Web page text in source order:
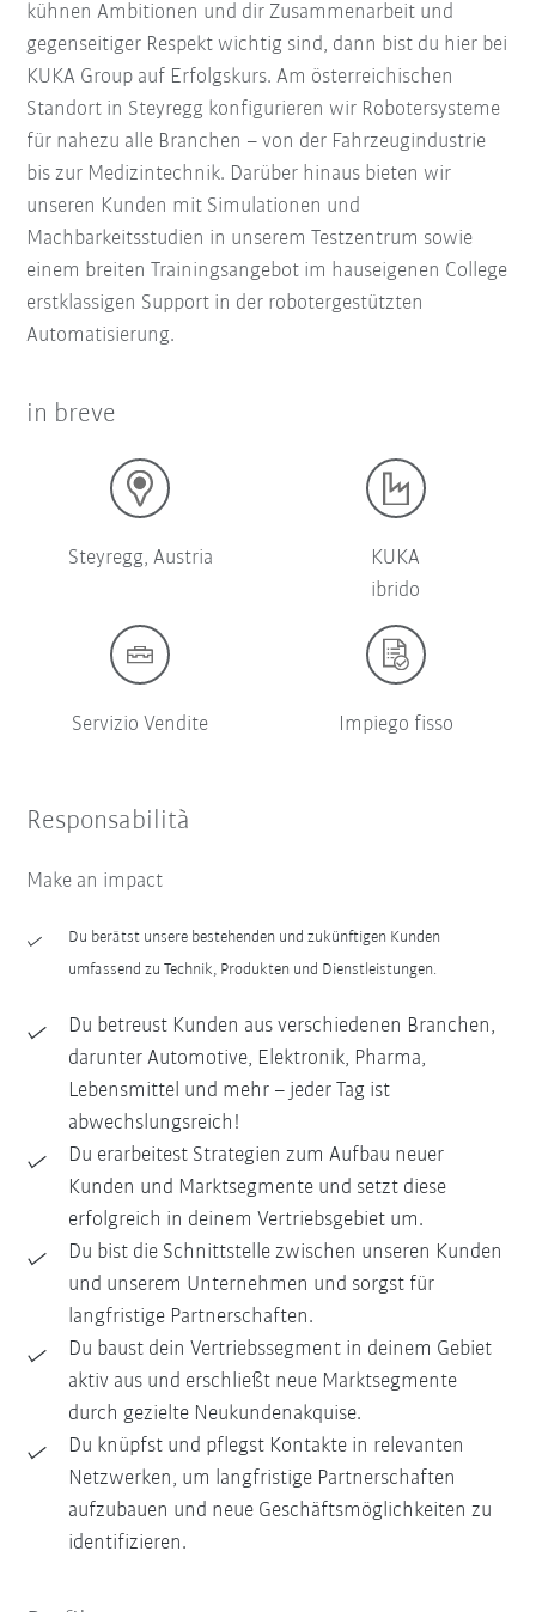
kühnen Ambitionen und dir Zusammenarbeit und
gegenseitiger Respekt wichtig sind, dann bist du hier bei
KUKA Group auf Erfolgskurs. Am österreichischen
Standort in Steyregg konfigurieren wir Robotersysteme
für nahezu alle Branchen – von der Fahrzeugindustrie
bis zur Medizintechnik. Darüber hinaus bieten wir
unseren Kunden mit Simulationen und
Machbarkeitsstudien in unserem Testzentrum sowie
einem breiten Trainingsangebot im hauseigenen College
erstklassigen Support in der robotergestützten
Automatisierung.
in breve
Steyregg, Austria
KUKA
ibrido
Servizio Vendite Impiego fisso
Responsabilità
Make an impact
Du berätst unsere bestehenden und zukünftigen Kunden
umfassend zu Technik, Produkten und Dienstleistungen.
Du betreust Kunden aus verschiedenen Branchen,
darunter Automotive, Elektronik, Pharma,
Lebensmittel und mehr – jeder Tag ist
abwechslungsreich!
Du erarbeitest Strategien zum Aufbau neuer
Kunden und Marktsegmente und setzt diese
erfolgreich in deinem Vertriebsgebiet um.
Du bist die Schnittstelle zwischen unseren Kunden
und unserem Unternehmen und sorgst für
langfristige Partnerschaften.
Du baust dein Vertriebssegment in deinem Gebiet
aktiv aus und erschließt neue Marktsegmente
durch gezielte Neukundenakquise.
Du knüpfst und pflegst Kontakte in relevanten
Netzwerken, um langfristige Partnerschaften
aufzubauen und neue Geschäftsmöglichkeiten zu
identifizieren.